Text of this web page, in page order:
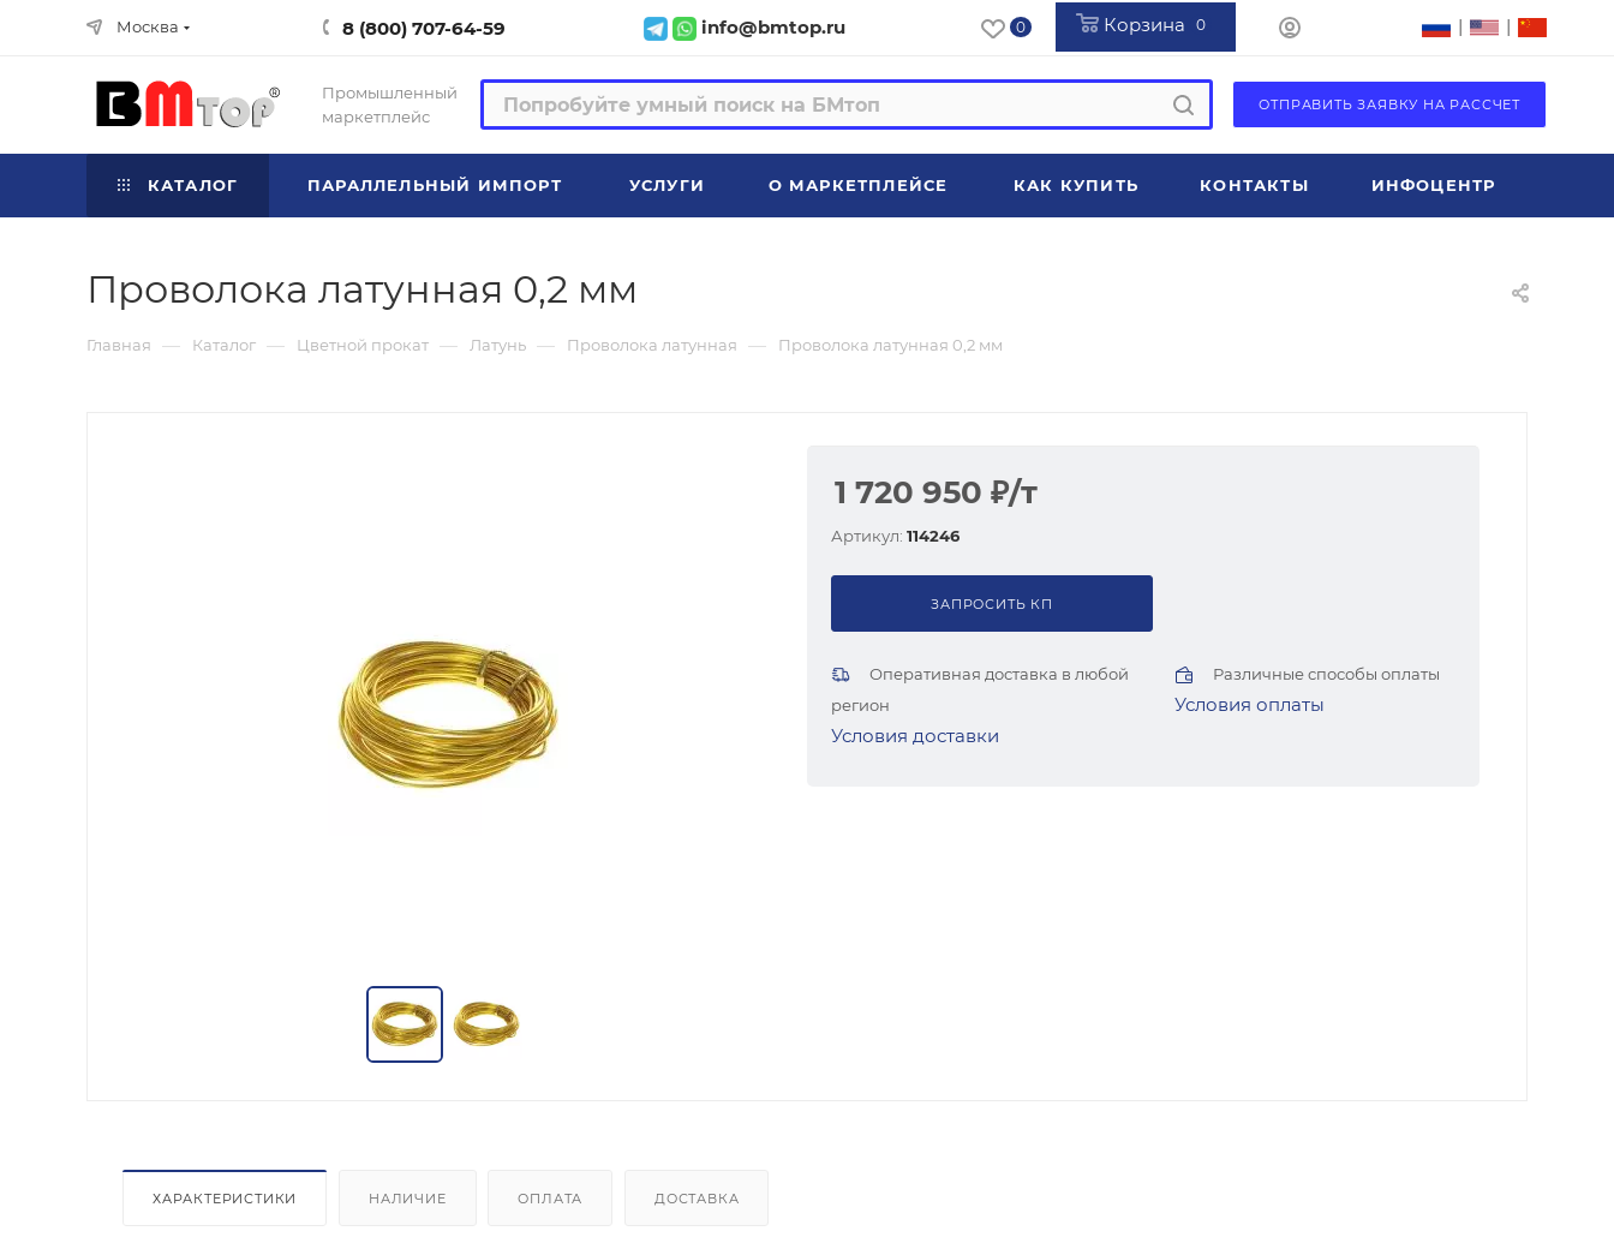
Москва 8 (800) 707-64-59 info@bmtop.ru 0 Корзина 0 | |
Промышленный
маркетплейс
ОТПРАВИТЬ ЗАЯВКУ НА РАССЧЕТ
КАТАЛОГ ПАРАЛЛЕЛЬНЫЙ ИМПОРТ УСЛУГИ О МАРКЕТПЛЕЙСЕ КАК КУПИТЬ КОНТАКТЫ ИНФОЦЕНТР
Проволока латунная 0,2 мм
Главная — Каталог — Цветной прокат — Латунь — Проволока латунная — Проволока латунная 0,2 мм
1 720 950 ₽/т
Артикул: 114246
ЗАПРОСИТЬ КП
Оперативная доставка в любой
регион
Условия доставки
Различные способы оплаты
Условия оплаты
ХАРАКТЕРИСТИКИ НАЛИЧИЕ ОПЛАТА ДОСТАВКА